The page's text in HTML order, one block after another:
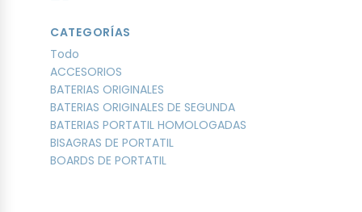
CATEGORÍAS
Todo
ACCESORIOS
BATERIAS ORIGINALES
BATERIAS ORIGINALES DE SEGUNDA
BATERIAS PORTATIL HOMOLOGADAS
BISAGRAS DE PORTATIL
BOARDS DE PORTATIL